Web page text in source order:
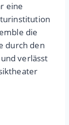
eine
die
durch den
verlässt